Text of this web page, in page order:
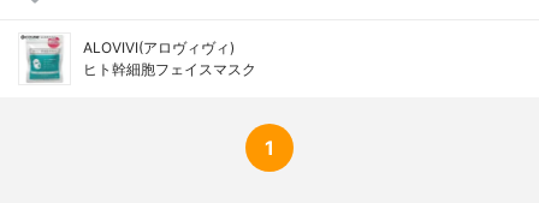
ALOVIVI(アロヴィヴィ)
ヒト幹細胞フェイスマスク
1